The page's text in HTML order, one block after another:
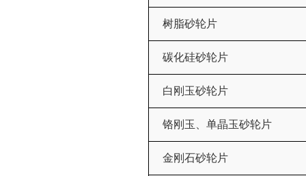
树脂砂轮片
碳化硅砂轮片
白刚玉砂轮片
铬刚玉、单晶玉砂轮片
金刚石砂轮片